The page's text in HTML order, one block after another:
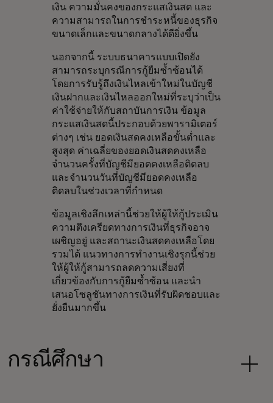
เงิน ความมั่นคงของกระแสเงินสด และ
ความสามารถในการชำระหนี้ของธุรกิจ
ขนาดเล็กและขนาดกลางได้ดียิ่งขึ้น
นอกจากนี้ ระบบธนาคารแบบเปิดยัง
สามารถระบุกรณีการกู้ยืมซ้ำซ้อนได้
โดยการรับรู้ถึงเงินไหลเข้าใหม่ในบัญชี
เงินฝากและเงินไหลออกใหม่ที่ระบุว่าเป็น
ค่าใช้จ่ายให้กับสถาบันการเงิน ข้อมูล
กระแสเงินสดนี้ประกอบด้วยพารามิเตอร์
ต่างๆ เช่น ยอดเงินสดคงเหลือขั้นต่ำและ
สูงสุด ค่าเฉลี่ยของยอดเงินสดคงเหลือ
จำนวนครั้งที่บัญชีมียอดคงเหลือติดลบ
และจำนวนวันที่บัญชีมียอดคงเหลือ
ติดลบในช่วงเวลาที่กำหนด
ข้อมูลเชิงลึกเหล่านี้ช่วยให้ผู้ให้กู้ประเมิน
ความตึงเครียดทางการเงินที่ธุรกิจอาจ
เผชิญอยู่ และสถานะเงินสดคงเหลือโดย
รวมได้ แนวทางการทำงานเชิงรุกนี้ช่วย
ให้ผู้ให้กู้สามารถลดความเสี่ยงที่
เกี่ยวข้องกับการกู้ยืมซ้ำซ้อน และนำ
เสนอโซลูชันทางการเงินที่รับผิดชอบและ
ยั่งยืนมากขึ้น
กรณีศึกษา